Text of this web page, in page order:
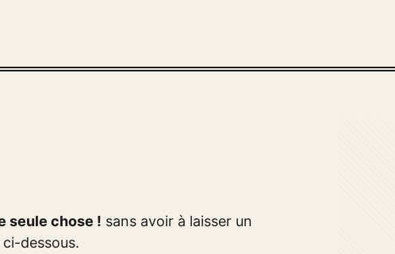
seule chose ! sans avoir à laisser un
dessous.